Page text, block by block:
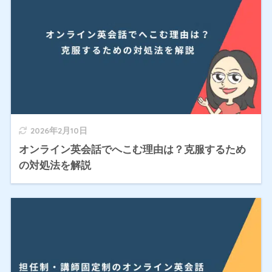
2026年2月10日
オンライン英会話でへこむ理由は？克服するため
の対処法を解説